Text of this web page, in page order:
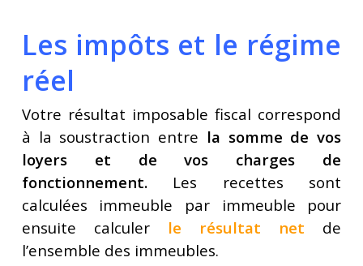
Les impôts et le régime
réel
Votre résultat imposable fiscal correspond
à la soustraction entre la somme de vos
loyers et de vos charges de
fonctionnement. Les recettes sont
calculées immeuble par immeuble pour
ensuite calculer le résultat net de
l’ensemble des immeubles.